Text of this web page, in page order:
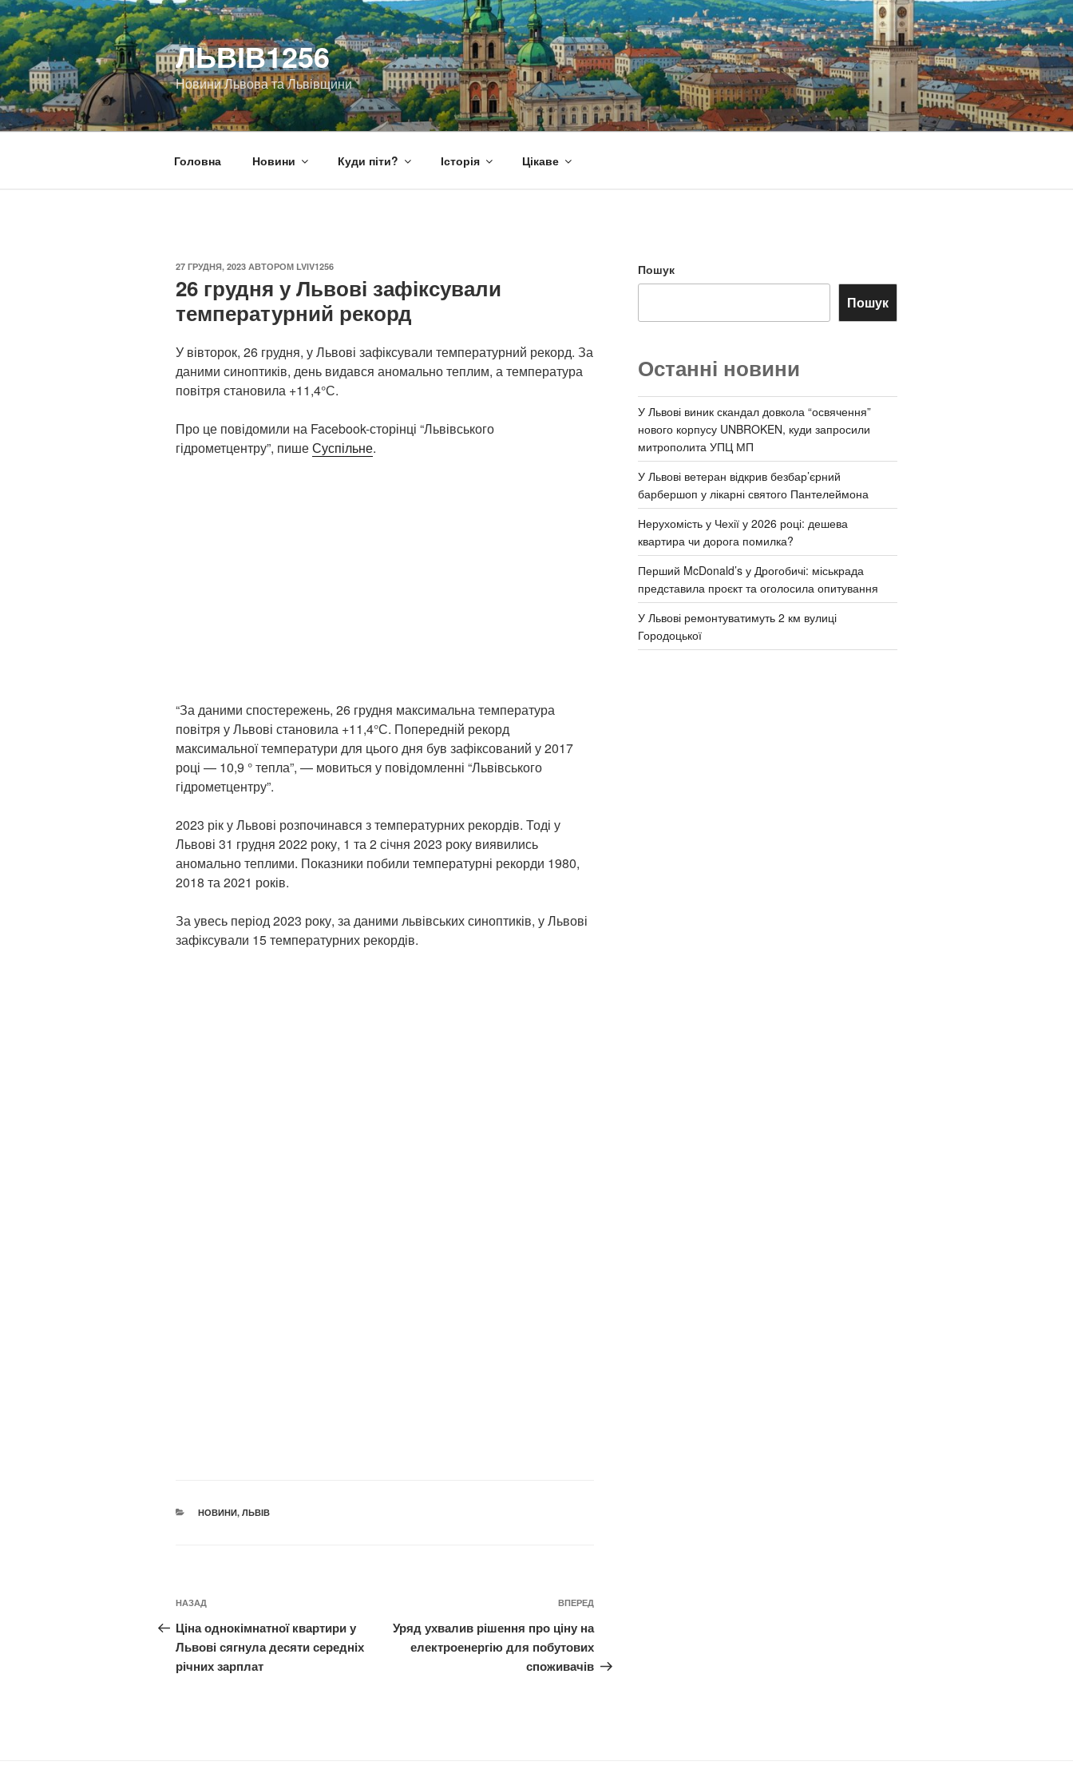
Перейти
до
вмісту
ЛЬВІВ1256
Новини Львова та Львівщини
Головна Новини Куди піти? Історія Цікаве
ОПУБЛІКОВАНО
27 ГРУДНЯ, 2023 АВТОРОМ LVIV1256
26 грудня у Львові зафіксували
температурний рекорд
У вівторок, 26 грудня, у Львові зафіксували температурний рекорд. За
даними синоптиків, день видався аномально теплим, а температура
повітря становила +11,4°С.
Про це повідомили на Facebook-сторінці “Львівського
гідрометцентру”, пишеСуспільне.
“За даними спостережень, 26 грудня максимальна температура
повітря у Львові становила +11,4°С. Попередній рекорд
максимальної температури для цього дня був зафіксований у 2017
році — 10,9 ° тепла”, — мовиться у повідомленні “Львівського
гідрометцентру”.
2023 рік у Львові розпочинався з температурних рекордів. Тоді у
Львові 31 грудня 2022 року, 1 та 2 січня 2023 року виявились
аномально теплими. Показники побили температурні рекорди 1980,
2018 та 2021 років.
За увесь період 2023 року, за даними львівських синоптиків, у Львові
зафіксували 15 температурних рекордів.
КАТЕГОРІЇ
НОВИНИ, ЛЬВІВ
Навігація
записів
Попередній
запис:
НАЗАД
Ціна однокімнатної квартири у
Львові сягнула десяти середніх
річних зарплат
Наступний
запис
ВПЕРЕД
Уряд ухвалив рішення про ціну на
електроенергію для побутових
споживачів
Пошук
Пошук
Останні новини
У Львові виник скандал довкола “освячення”
нового корпусу UNBROKEN, куди запросили
митрополита УПЦ МП
У Львові ветеран відкрив безбар’єрний
барбершоп у лікарні святого Пантелеймона
Нерухомість у Чехії у 2026 році: дешева
квартира чи дорога помилка?
Перший McDonald’s у Дрогобичі: міськрада
представила проєкт та оголосила опитування
У Львові ремонтуватимуть 2 км вулиці
Городоцької